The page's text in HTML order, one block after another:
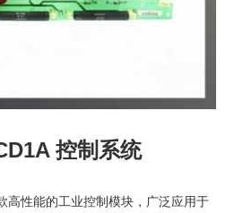
控制系统
高性能的工业控制模块，广泛应用于